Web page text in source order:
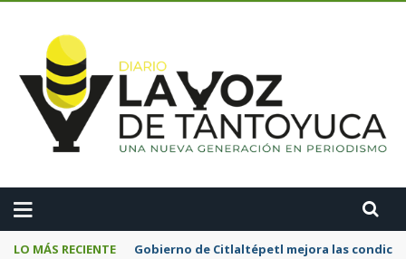
LO MÁS RECIENTE Gobierno de Citlaltépetl mejora las